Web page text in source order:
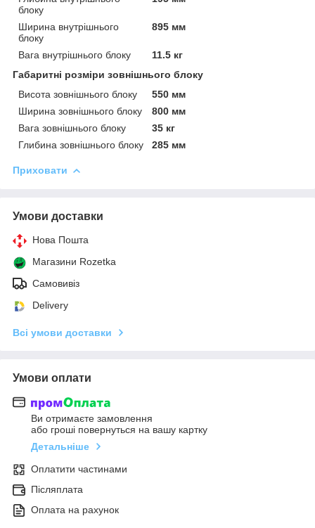
блоку
Ширина внутрішнього
блоку
895 мм
Вага внутрішнього блоку
11.5 кг
Габаритні розміри зовнішнього блоку
Висота зовнішнього блоку
550 мм
Ширина зовнішнього блоку
800 мм
Вага зовнішнього блоку
35 кг
Глибина зовнішнього блоку
285 мм
Приховати
Умови доставки
Нова Пошта
Магазини Rozetka
Самовивіз
Delivery
Всі умови доставки
Умови оплати
Ви отримаєте замовлення
або гроші повернуться на вашу картку
Детальніше
Оплатити частинами
Післяплата
Оплата на рахунок